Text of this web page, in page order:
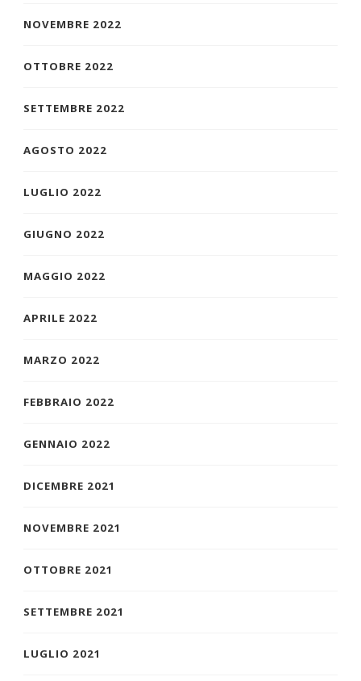
NOVEMBRE 2022
OTTOBRE 2022
SETTEMBRE 2022
AGOSTO 2022
LUGLIO 2022
GIUGNO 2022
MAGGIO 2022
APRILE 2022
MARZO 2022
FEBBRAIO 2022
GENNAIO 2022
DICEMBRE 2021
NOVEMBRE 2021
OTTOBRE 2021
SETTEMBRE 2021
LUGLIO 2021